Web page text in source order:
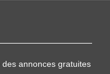
annonces gratuites